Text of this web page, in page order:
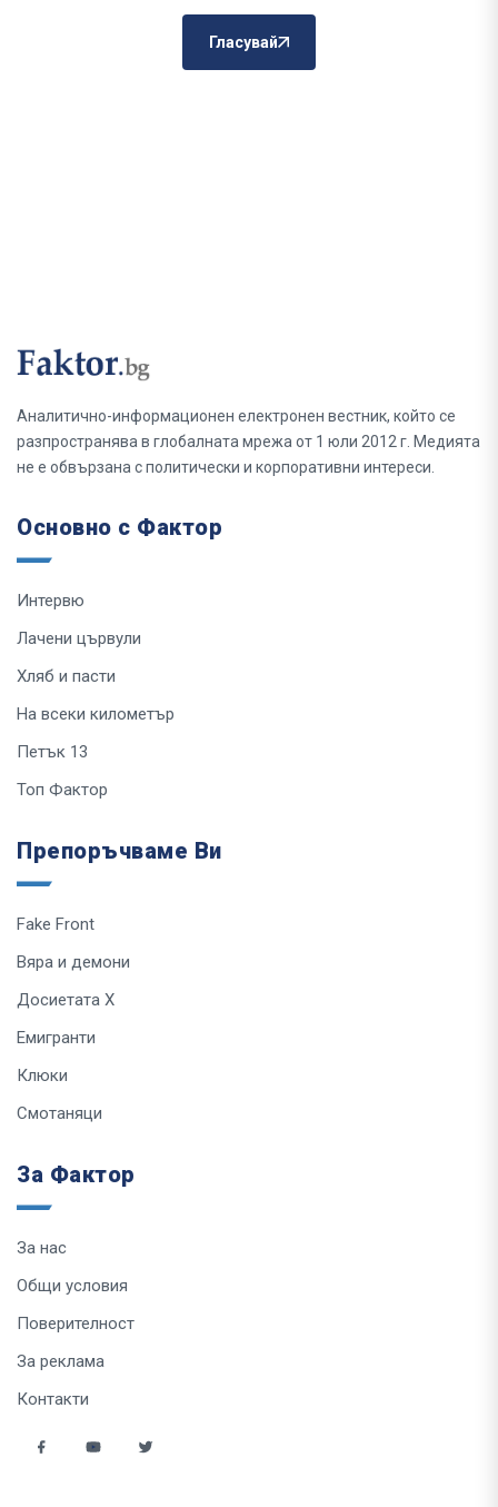
Гласувай
Аналитично-информационен електронен вестник, който се
разпространява в глобалната мрежа от 1 юли 2012 г. Медията
не е обвързана с политически и корпоративни интереси.
Основно с Фактор
Интервю
Лачени цървули
Хляб и пасти
На всеки километър
Петък 13
Топ Фактор
Препоръчваме Ви
Fake Front
Вяра и демони
Досиетата Х
Емигранти
Клюки
Смотаняци
За Фактор
За нас
Общи условия
Поверителност
За реклама
Контакти